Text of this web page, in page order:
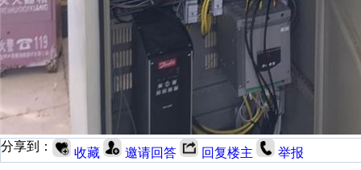
分享到： 收藏 邀请回答 回复楼主 举报